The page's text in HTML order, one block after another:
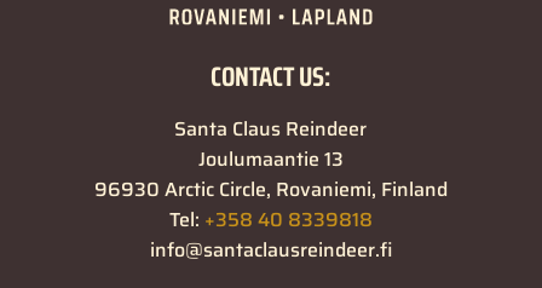
CONTACT US:
Santa Claus Reindeer
Joulumaantie 13
96930 Arctic Circle, Rovaniemi, Finland
Tel: +358 40 8339818
info@santaclausreindeer.fi